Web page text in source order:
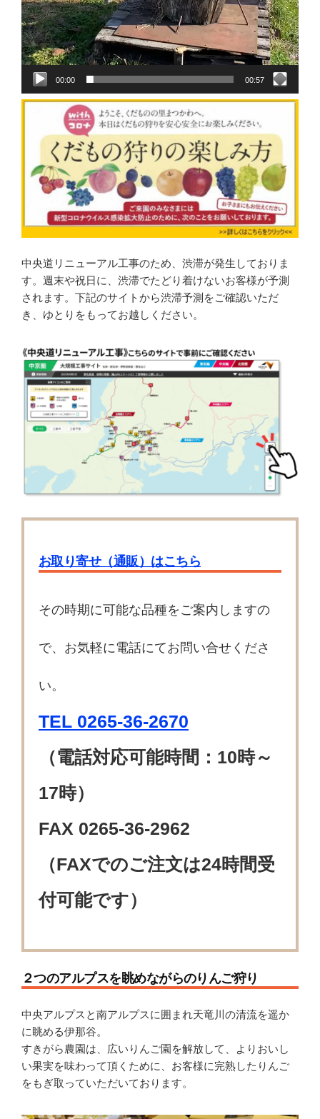
00:00 00:57
中央道リニューアル工事のため、渋滞が発生しておりま
す。週末や祝日に、渋滞でたどり着けないお客様が予測
されます。下記のサイトから渋滞予測をご確認いただ
き、ゆとりをもってお越しください。
お取り寄せ（通販）はこちら
その時期に可能な品種をご案内しますの
で、お気軽に電話にてお問い合せくださ
い。
TEL 0265-36-2670
（電話対応可能時間：10時～
17時）
FAX 0265-36-2962
（FAXでのご注文は24時間受
付可能です）
２つのアルプスを眺めながらのりんご狩り
中央アルプスと南アルプスに囲まれ天竜川の清流を遥か
に眺める伊那谷。
すきがら農園は、広いりんご園を解放して、よりおいし
い果実を味わって頂くために、お客様に完熟したりんご
をもぎ取っていただいております。